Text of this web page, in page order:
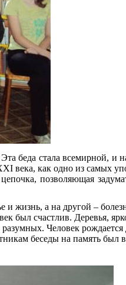
беда стала всемирной, и
века, как одно из самых
позволяющая
жизнь, а на другой –
был счастлив. Деревья,
Человек рождается
беседы на память был